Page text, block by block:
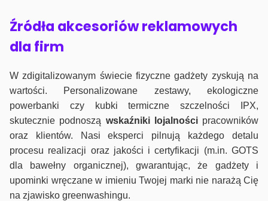
Źródła akcesoriów reklamowych
dla firm
W zdigitalizowanym świecie fizyczne gadżety zyskują na
wartości. Personalizowane zestawy, ekologiczne
powerbanki czy kubki termiczne szczelności IPX,
skutecznie podnoszą wskaźniki lojalnościpracowników
oraz klientów. Nasi eksperci pilnują każdego detalu
procesu realizacji oraz jakości i certyfikacji (m.in. GOTS
dla bawełny organicznej), gwarantując, że gadżety i
upominki wręczane w imieniu Twojej marki nie narażą Cię
na zjawisko greenwashingu.